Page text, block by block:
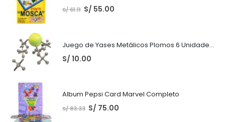
S/61.11 S/ 55.00
S/ 10.00
Album Pepsi Card Marvel Completo
S/83.33 S/ 75.00